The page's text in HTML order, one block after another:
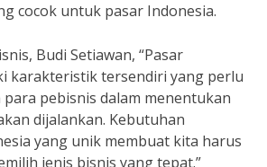
cocok untuk pasar Indonesia.
Budi Setiawan, “Pasar
karakteristik tersendiri yang perlu
pebisnis dalam menentukan
dijalankan. Kebutuhan
yang unik membuat kita harus
jenis bisnis yang tepat.”